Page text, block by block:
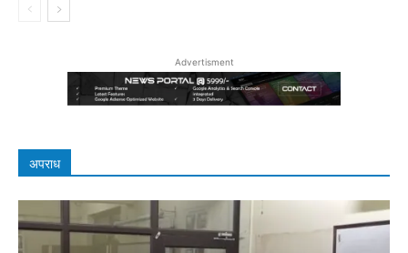
Advertisment
अपराध